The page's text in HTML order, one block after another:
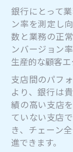
銀行にとって
ン率を測定し
数と業務の正
ンバージョン
生産的な顧客エ
支店間のパフ
より、銀行は
績の高い支店
ていない支店
き、チェーン
進できます。